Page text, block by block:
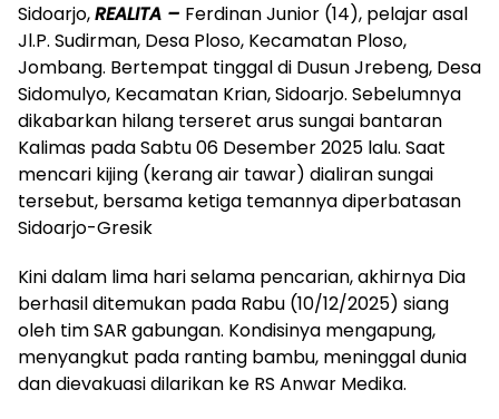
Sidoarjo,REALITA – Ferdinan Junior (14), pelajar asal
Jl.P. Sudirman, Desa Ploso, Kecamatan Ploso,
Jombang. Bertempat tinggal di Dusun Jrebeng, Desa
Sidomulyo, Kecamatan Krian, Sidoarjo. Sebelumnya
dikabarkan hilang terseret arus sungai bantaran
Kalimas pada Sabtu 06 Desember 2025 lalu. Saat
mencari kijing (kerang air tawar) dialiran sungai
tersebut, bersama ketiga temannya diperbatasan
Sidoarjo-Gresik
Kini dalam lima hari selama pencarian, akhirnya Dia
berhasil ditemukan pada Rabu (10/12/2025) siang
oleh tim SAR gabungan. Kondisinya mengapung,
menyangkut pada ranting bambu, meninggal dunia
dan dievakuasi dilarikan ke RS Anwar Medika.